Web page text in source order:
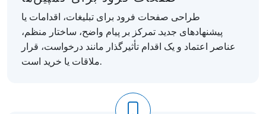
طراحی صفحات فرود برای تبلیغات، اقدامات یا
پیشنهادهای جدید. تمرکز بر پیام واضح، ساختار منظم،
عناصر اعتماد و یک اقدام تأثیرگذار مانند درخواست، قرار
ملاقات یا خرید است.